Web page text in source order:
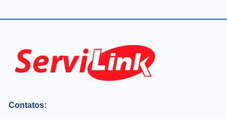
Contatos: